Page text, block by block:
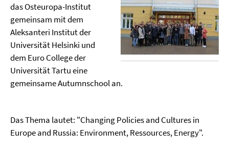
das Osteuropa-Institut
gemeinsam mit dem
Aleksanteri Institut der
Universität Helsinki und
dem Euro College der
Universität Tartu eine
gemeinsame Autumnschool an.
Das Thema lautet: "Changing Policies and Cultures in
Europe and Russia: Environment, Ressources, Energy".